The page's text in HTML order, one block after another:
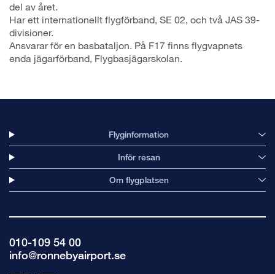
del av året.
Har ett internationellt flygförband, SE 02, och två JAS 39-
divisioner.
Ansvarar för en basbataljon. På F17 finns flygvapnets
enda jägarförband, Flygbasjägarskolan.
Flyginformation
Inför resan
Om flygplatsen
010-109 54 00
info@ronnebyairport.se